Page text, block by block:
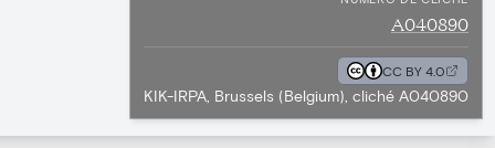
A040890
CC BY 4.0
KIK-IRPA, Brussels (Belgium), cliché A040890